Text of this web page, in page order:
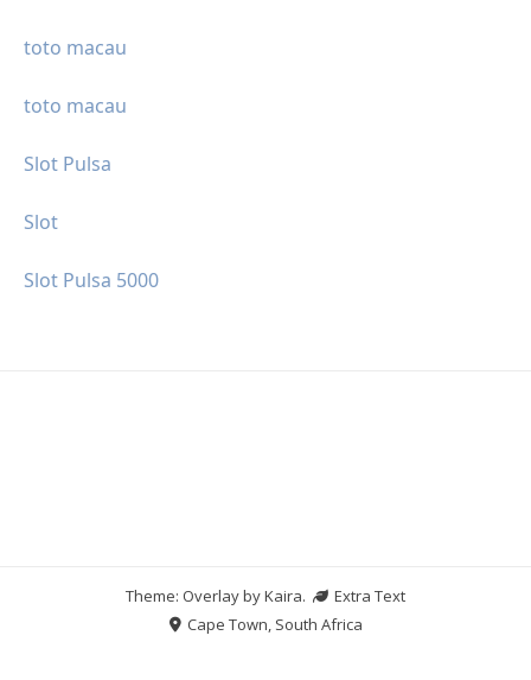
toto macau
toto macau
Slot Pulsa
Slot
Slot Pulsa 5000
Theme: Overlay byKaira.
Extra Text
Cape Town, South Africa